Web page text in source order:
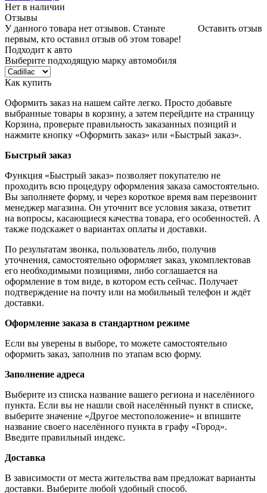
Нет в наличии
Отзывы
Оставить отзыв
У данного товара нет отзывов. Станьте
первым, кто оставил отзыв об этом товаре!
Подходит к авто
Выберите подходящую марку автомобиля
Как купить
Оформить заказ на нашем сайте легко. Просто добавьте
выбранные товары в корзину, а затем перейдите на страницу
Корзина, проверьте правильность заказанных позиций и
нажмите кнопку «Оформить заказ» или «Быстрый заказ».
Быстрый заказ
Функция «Быстрый заказ» позволяет покупателю не
проходить всю процедуру оформления заказа самостоятельно.
Вы заполняете форму, и через короткое время вам перезвонит
менеджер магазина. Он уточнит все условия заказа, ответит
на вопросы, касающиеся качества товара, его особенностей. А
также подскажет о вариантах оплаты и доставки.
По результатам звонка, пользователь либо, получив
уточнения, самостоятельно оформляет заказ, укомплектовав
его необходимыми позициями, либо соглашается на
оформление в том виде, в котором есть сейчас. Получает
подтверждение на почту или на мобильный телефон и ждёт
доставки.
Оформление заказа в стандартном режиме
Если вы уверены в выборе, то можете самостоятельно
оформить заказ, заполнив по этапам всю форму.
Заполнение адреса
Выберите из списка название вашего региона и населённого
пункта. Если вы не нашли свой населённый пункт в списке,
выберите значение «Другое местоположение» и впишите
название своего населённого пункта в графу «Город».
Введите правильный индекс.
Доставка
В зависимости от места жительства вам предложат варианты
доставки. Выберите любой удобный способ.